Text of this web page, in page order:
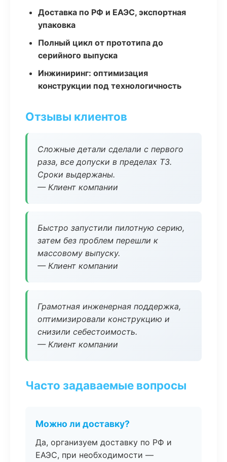
Доставка по РФ и ЕАЭС, экспортная
упаковка
Полный цикл от прототипа до
серийного выпуска
Инжиниринг: оптимизация
конструкции под технологичность
Отзывы клиентов
Сложные детали сделали с первого
раза, все допуски в пределах ТЗ.
Сроки выдержаны.
— Клиент компании
Быстро запустили пилотную серию,
затем без проблем перешли к
массовому выпуску.
— Клиент компании
Грамотная инженерная поддержка,
оптимизировали конструкцию и
снизили себестоимость.
— Клиент компании
Часто задаваемые вопросы
Можно ли доставку?
Да, организуем доставку по РФ и
ЕАЭС, при необходимости —